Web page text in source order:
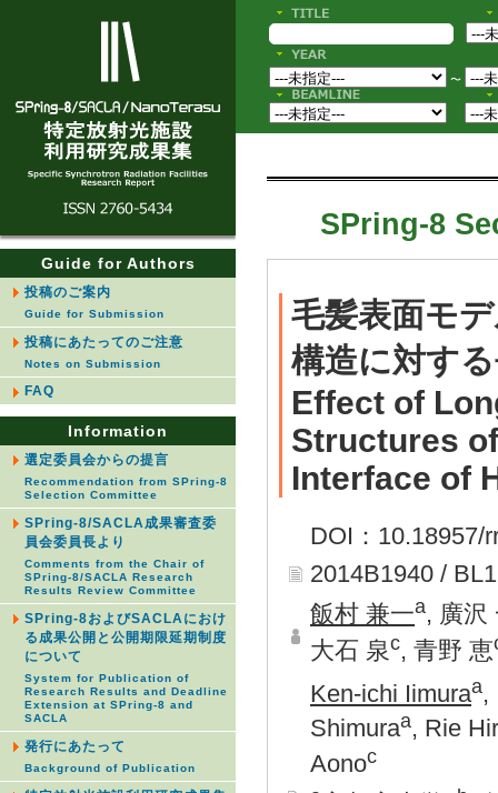
Guide for Authors
投稿のご案内
Guide for Submission
投稿にあたってのご注意
Notes on Submission
FAQ
Information
選定委員会からの提言
Recommendation from SPring-8
Selection Committee
SPring-8/SACLA成果審査委
員会委員長より
Comments from the Chair of
SPring-8/SACLA Research
Results Review Committee
SPring-8およびSACLAにおけ
る成果公開と公開期限延期制度
について
System for Publication of
Research Results and Deadline
Extension at SPring-8 and
SACLA
発行にあたって
Background of Publication
〜
SPring-8
毛髪表面モ
構造に対す
Effect of
Structures
Interface of
DOI：10.18957/
2014B1940 /
飯村 兼一a, 廣沢
大石 泉c, 青野 恵
Ken-ichi Iimuraa,
Shimuraa, Rie
Aonoc